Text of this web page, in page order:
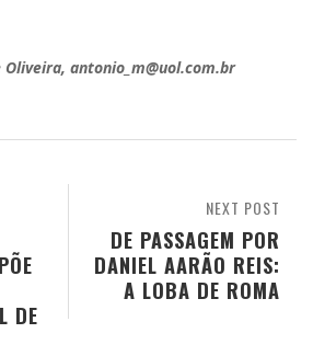
antonio_m@uol.com.br
NEXT POST
DE PASSAGEM POR
DANIEL AARÃO REIS:
A LOBA DE ROMA
DE